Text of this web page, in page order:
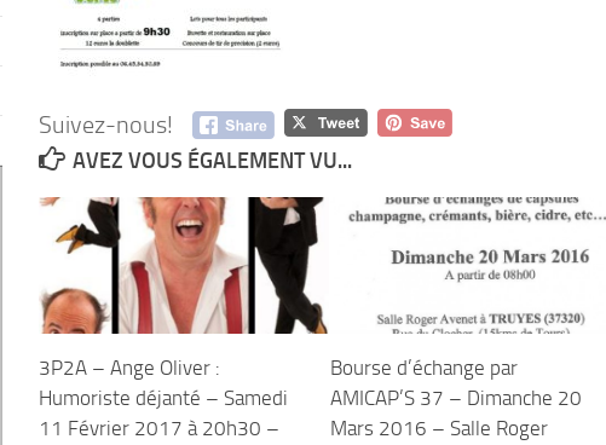
Suivez-nous!
AVEZ VOUS ÉGALEMENT VU...
3P2A – Ange Oliver :
Humoriste déjanté – Samedi
11 Février 2017 à 20h30 –
Bourse d’échange par
AMICAP’S 37 – Dimanche 20
Mars 2016 – Salle Roger